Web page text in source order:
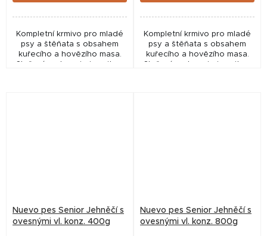
Kompletní krmivo pro mladé
psy a štěňata s obsahem
kuřecího a hovězího masa.
Kompletní krmivo pro mladé
psy a štěňata s obsahem
kuřecího a hovězího masa.
Nuevo pes Senior Jehněčí s
ovesnými vl. konz. 400g
Nuevo pes Senior Jehněčí s
ovesnými vl. konz. 800g